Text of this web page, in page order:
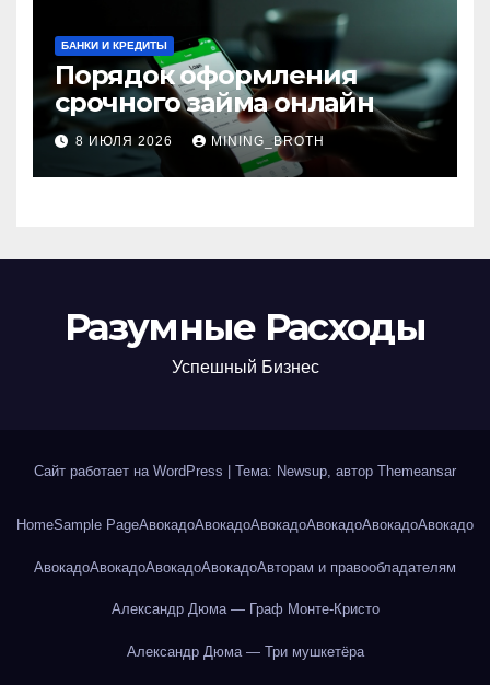
БАНКИ И КРЕДИТЫ
Порядок оформления
срочного займа онлайн
8 ИЮЛЯ 2026 MINING_BROTH
Разумные Расходы
Успешный Бизнес
Сайт работает на WordPress Тема: Newsup, автор Themeansar
HomeSample PageАвокадоАвокадоАвокадоАвокадоАвокадоАвокадо
АвокадоАвокадоАвокадоАвокадоАвторам и правообладателям
Александр Дюма — Граф Монте-Кристо
Александр Дюма — Три мушкетёра